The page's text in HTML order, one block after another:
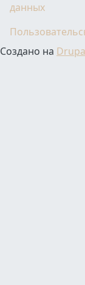
данных
Создано на